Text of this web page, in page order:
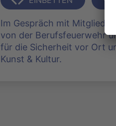
Im Gespräch mit
von der Berufsfeuerwehr
für die Sicherheit vor Ort
Kunst & Kultur.